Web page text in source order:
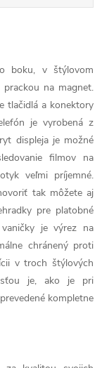
boku, v štýlovom
na magnet.
tlačidlá a konektory
je vyrobená z
displeja je možné
filmov na
veľmi príjemné.
tak môžete aj
pre platobné
je výrez na
chránený proti
v troch štýlových
je, ako je pri
kompletne